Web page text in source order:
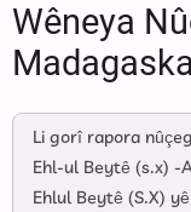
Wêneya
Li gorî rapora
Ehl-ul Beytê (s.x) -
Ehlul Beytê (S.X)